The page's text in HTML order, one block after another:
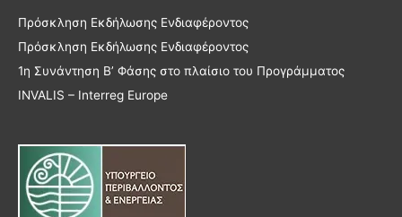
Πρόσκληση Εκδήλωσης Ενδιαφέροντος
Πρόσκληση Εκδήλωσης Ενδιαφέροντος
1η Συνάντηση Β’ Φάσης στο πλαίσιο του Προγράμματος
INVALIS – Interreg Europe